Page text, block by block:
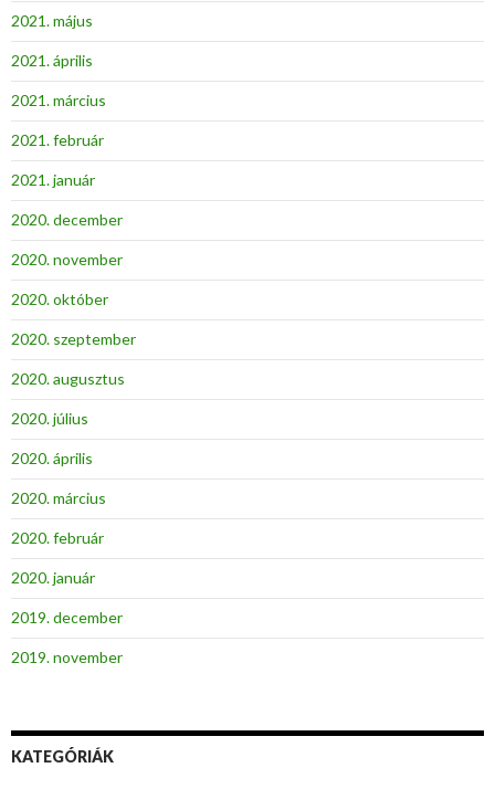
2021. május
2021. április
2021. március
2021. február
2021. január
2020. december
2020. november
2020. október
2020. szeptember
2020. augusztus
2020. július
2020. április
2020. március
2020. február
2020. január
2019. december
2019. november
KATEGÓRIÁK